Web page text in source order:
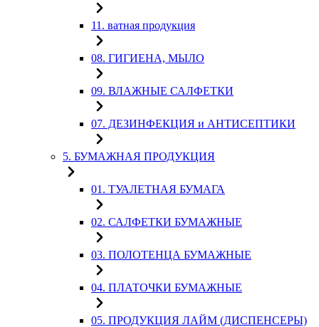
11. ватная продукция
08. ГИГИЕНА, МЫЛО
09. ВЛАЖНЫЕ САЛФЕТКИ
07. ДЕЗИНФЕКЦИЯ и АНТИСЕПТИКИ
5. БУМАЖНАЯ ПРОДУКЦИЯ
01. ТУАЛЕТНАЯ БУМАГА
02. САЛФЕТКИ БУМАЖНЫЕ
03. ПОЛОТЕНЦА БУМАЖНЫЕ
04. ПЛАТОЧКИ БУМАЖНЫЕ
05. ПРОДУКЦИЯ ЛАЙМ (ДИСПЕНСЕРЫ)